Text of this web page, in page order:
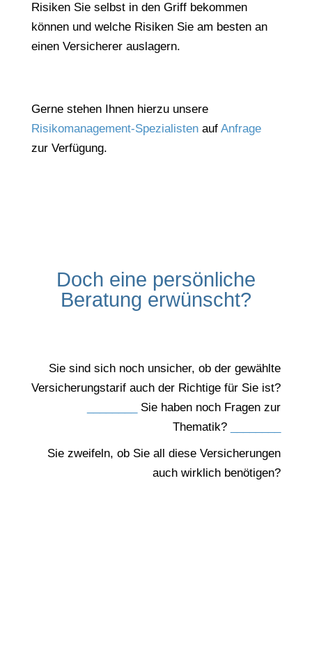
Risiken Sie selbst in den Griff bekommen
können und welche Risiken Sie am besten an
einen Versicherer auslagern.
Gerne stehen Ihnen hierzu unsere
Risikomanagement-Spezialistenauf Anfrage
zur Verfügung.
Doch eine persönliche
Beratung erwünscht?
Sie sind sich noch unsicher, ob der gewählte
Versicherungstarif auch der Richtige für Sie ist?
Sie haben noch Fragen zur
Thematik?
Sie zweifeln, ob Sie all diese Versicherungen
auch wirklich benötigen?